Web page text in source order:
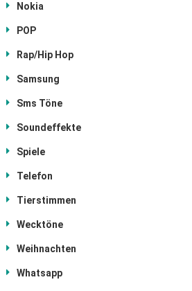
Nokia
POP
Rap/Hip Hop
Samsung
Sms Töne
Soundeffekte
Spiele
Telefon
Tierstimmen
Wecktöne
Weihnachten
Whatsapp